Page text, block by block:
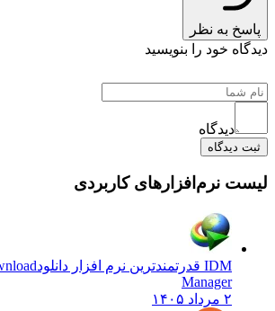
به نظر
خود را بنویسید
دیدگاه
نرم‌افزارهای کاربردی
Download
Manager